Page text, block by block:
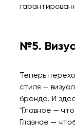
№5.
Теперь
стиля —
бренда. И
"Главное —
Главное —